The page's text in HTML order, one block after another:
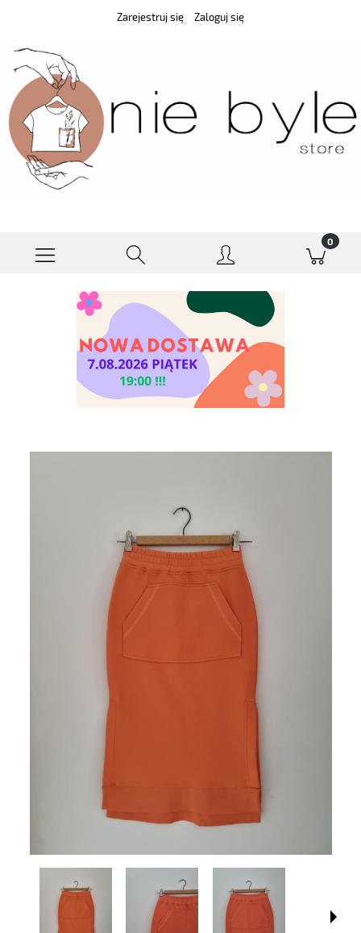
Zarejestruj się Zaloguj się